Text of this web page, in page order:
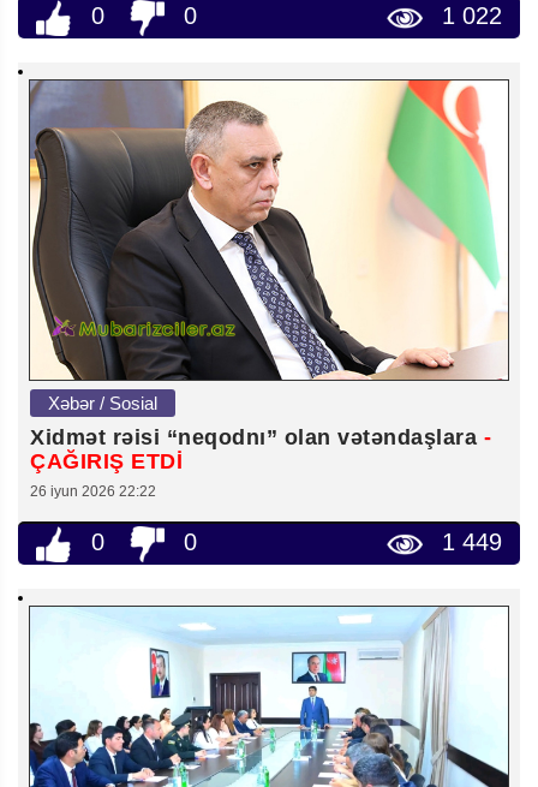
0 0 1 022
Xəbər / Sosial
Xidmət rəisi “neqodnı” olan vətəndaşlara -
ÇAĞIRIŞ ETDİ
26 iyun 2026 22:22
0 0 1 449